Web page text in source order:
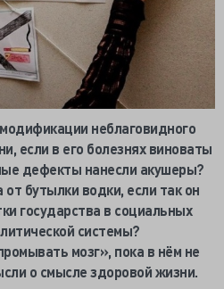
неблаговидного
если в его болезнях виноваты
дефекты нанесли акушеры?
бутылки водки, если так он
государства в социальных
системы?
мозг», пока в нём не
о смысле здоровой жизни.